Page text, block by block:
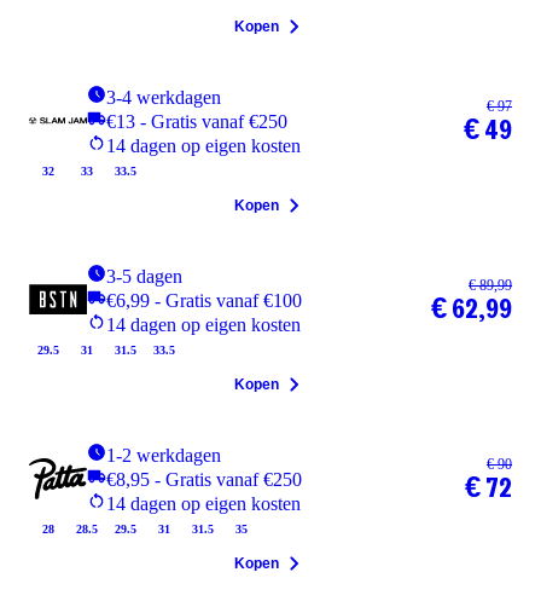
Kopen
3-4 werkdagen
€13 - Gratis vanaf €250
14 dagen op eigen kosten
32 33 33.5
€ 97
€ 49
Kopen
3-5 dagen
€6,99 - Gratis vanaf €100
14 dagen op eigen kosten
29.5 31 31.5 33.5
€ 89,99
€ 62,99
Kopen
1-2 werkdagen
€8,95 - Gratis vanaf €250
14 dagen op eigen kosten
28 28.5 29.5 31 31.5 35
€ 90
€ 72
Kopen